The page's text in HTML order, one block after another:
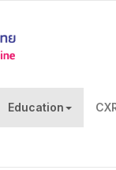
Education